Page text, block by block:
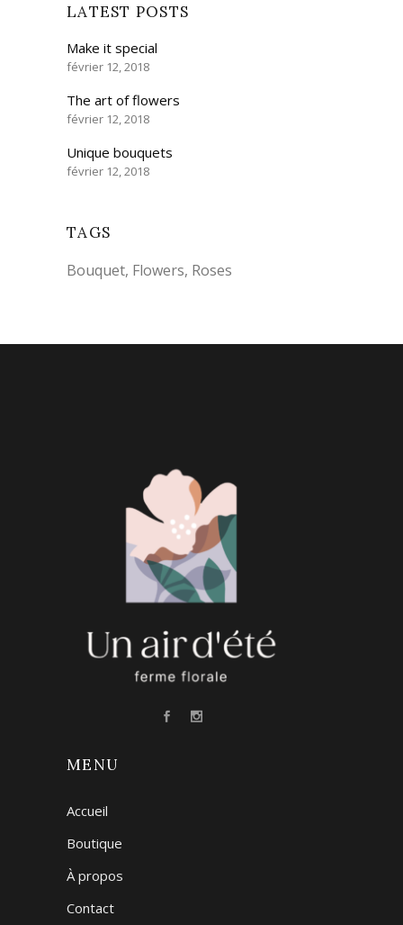
LATEST POSTS
Make it special
février 12, 2018
The art of flowers
février 12, 2018
Unique bouquets
février 12, 2018
TAGS
Bouquet Flowers Roses
MENU
Accueil
Boutique
À propos
Contact